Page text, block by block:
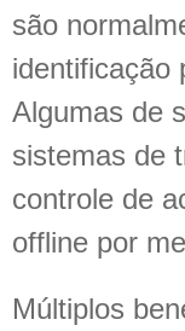
são
identificação
Algumas de
sistemas de
controle de
offline por
Múltiplos